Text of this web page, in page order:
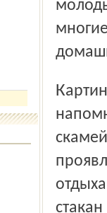
Картинка, увиденная в заповеднике, поначалу